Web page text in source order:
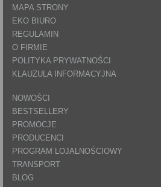
MAPA STRONY
EKO BIURO
REGULAMIN
O FIRMIE
POLITYKA PRYWATNOŚCI
KLAUZULA INFORMACYJNA
NOWOŚCI
BESTSELLERY
PROMOCJE
PRODUCENCI
PROGRAM LOJALNOŚCIOWY
TRANSPORT
BLOG